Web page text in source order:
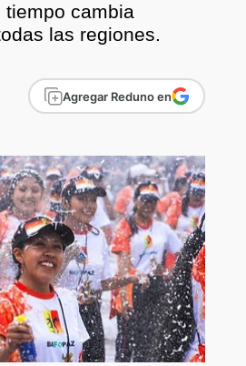
tiempo cambia
las regiones.
Agregar Reduno en